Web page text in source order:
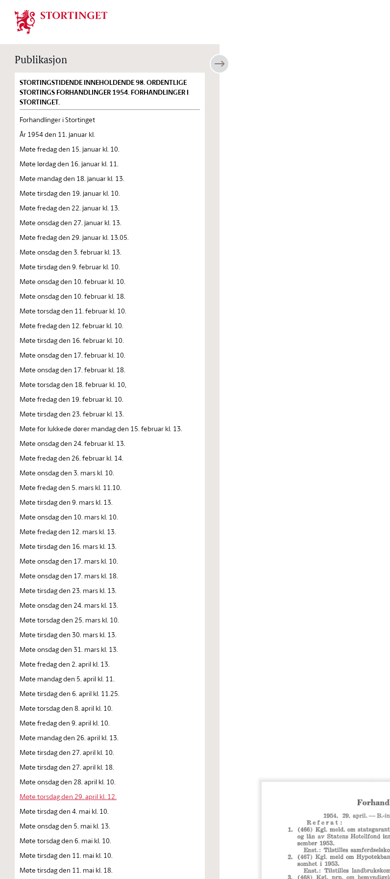
Stortinget.no
Publikasjon
STORTINGSTIDENDE INNEHOLDENDE 98. ORDENTLIGE
STORTINGS FORHANDLINGER 1954. FORHANDLINGER I
STORTINGET.
Forhandlinger i Stortinget
År 1954 den 11. januar kl.
Møte fredag den 15. januar kl. 10.
Møte lørdag den 16. januar kl. 11.
Møte mandag den 18. januar kl. 13.
Møte tirsdag den 19. januar kl. 10.
Møte fredag den 22. januar kl. 13.
Møte onsdag den 27. januar kl. 13.
Møte fredag den 29. januar kl. 13.05.
Møte onsdag den 3. februar kl. 13.
Møte tirsdag den 9. februar kl. 10.
Møte onsdag den 10. februar kl. 10.
Møte onsdag den 10. februar kl. 18.
Møte torsdag den 11. februar kl. 10.
Møte fredag den 12. februar kl. 10.
Møte tirsdag den 16. februar kl. 10.
Møte onsdag den 17. februar kl. 10.
Møte onsdag den 17. februar kl. 18.
Møte torsdag den 18. februar kl. 10,
Møte fredag den 19. februar kl. 10.
Møte tirsdag den 23. februar kl. 13.
Møte for lukkede dører mandag den 15. februar kl. 13.
Møte onsdag den 24. februar kl. 13.
Møte fredag den 26. februar kl. 14.
Møte onsdag den 3. mars kl. 10.
Møte fredag den 5. mars kl. 11.10.
Møte tirsdag den 9. mars kl. 13.
Møte onsdag den 10. mars kl. 10.
Møte fredag den 12. mars kl. 13.
Møte tirsdag den 16. mars kl. 13.
Møte onsdag den 17. mars kl. 10.
Møte onsdag den 17. mars kl. 18.
Møte tirsdag den 23. mars kl. 13.
Møte onsdag den 24. mars kl. 13.
Møte torsdag den 25. mars kl. 10.
Møte tirsdag den 30. mars kl. 13.
Møte onsdag den 31. mars kl. 13.
Møte fredag den 2. april kl. 13.
Møte mandag den 5. april kl. 11.
Møte tirsdag den 6. april kl. 11.25.
Møte torsdag den 8. april kl. 10.
Møte fredag den 9. april kl. 10.
Møte mandag den 26. april kl. 13.
Møte tirsdag den 27. april kl. 10.
Møte tirsdag den 27. april kl. 18.
Møte onsdag den 28. april kl. 10.
Møte torsdag den 29. april kl. 12.
Møte tirsdag den 4. mai kl. 10.
Møte onsdag den 5. mai kl. 13.
Møte torsdag den 6. mai kl. 10.
Møte tirsdag den 11. mai kl. 10.
Møte tirsdag den 11. mai kl. 18.